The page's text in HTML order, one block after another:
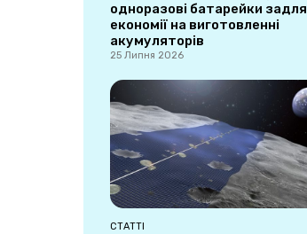
одноразові батарейки задля
економії на виготовленні
акумуляторів
25 Липня 2026
СТАТТІ